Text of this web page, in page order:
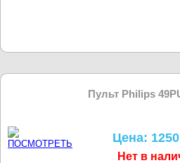
Пульт Philips
Цена:
Нет в